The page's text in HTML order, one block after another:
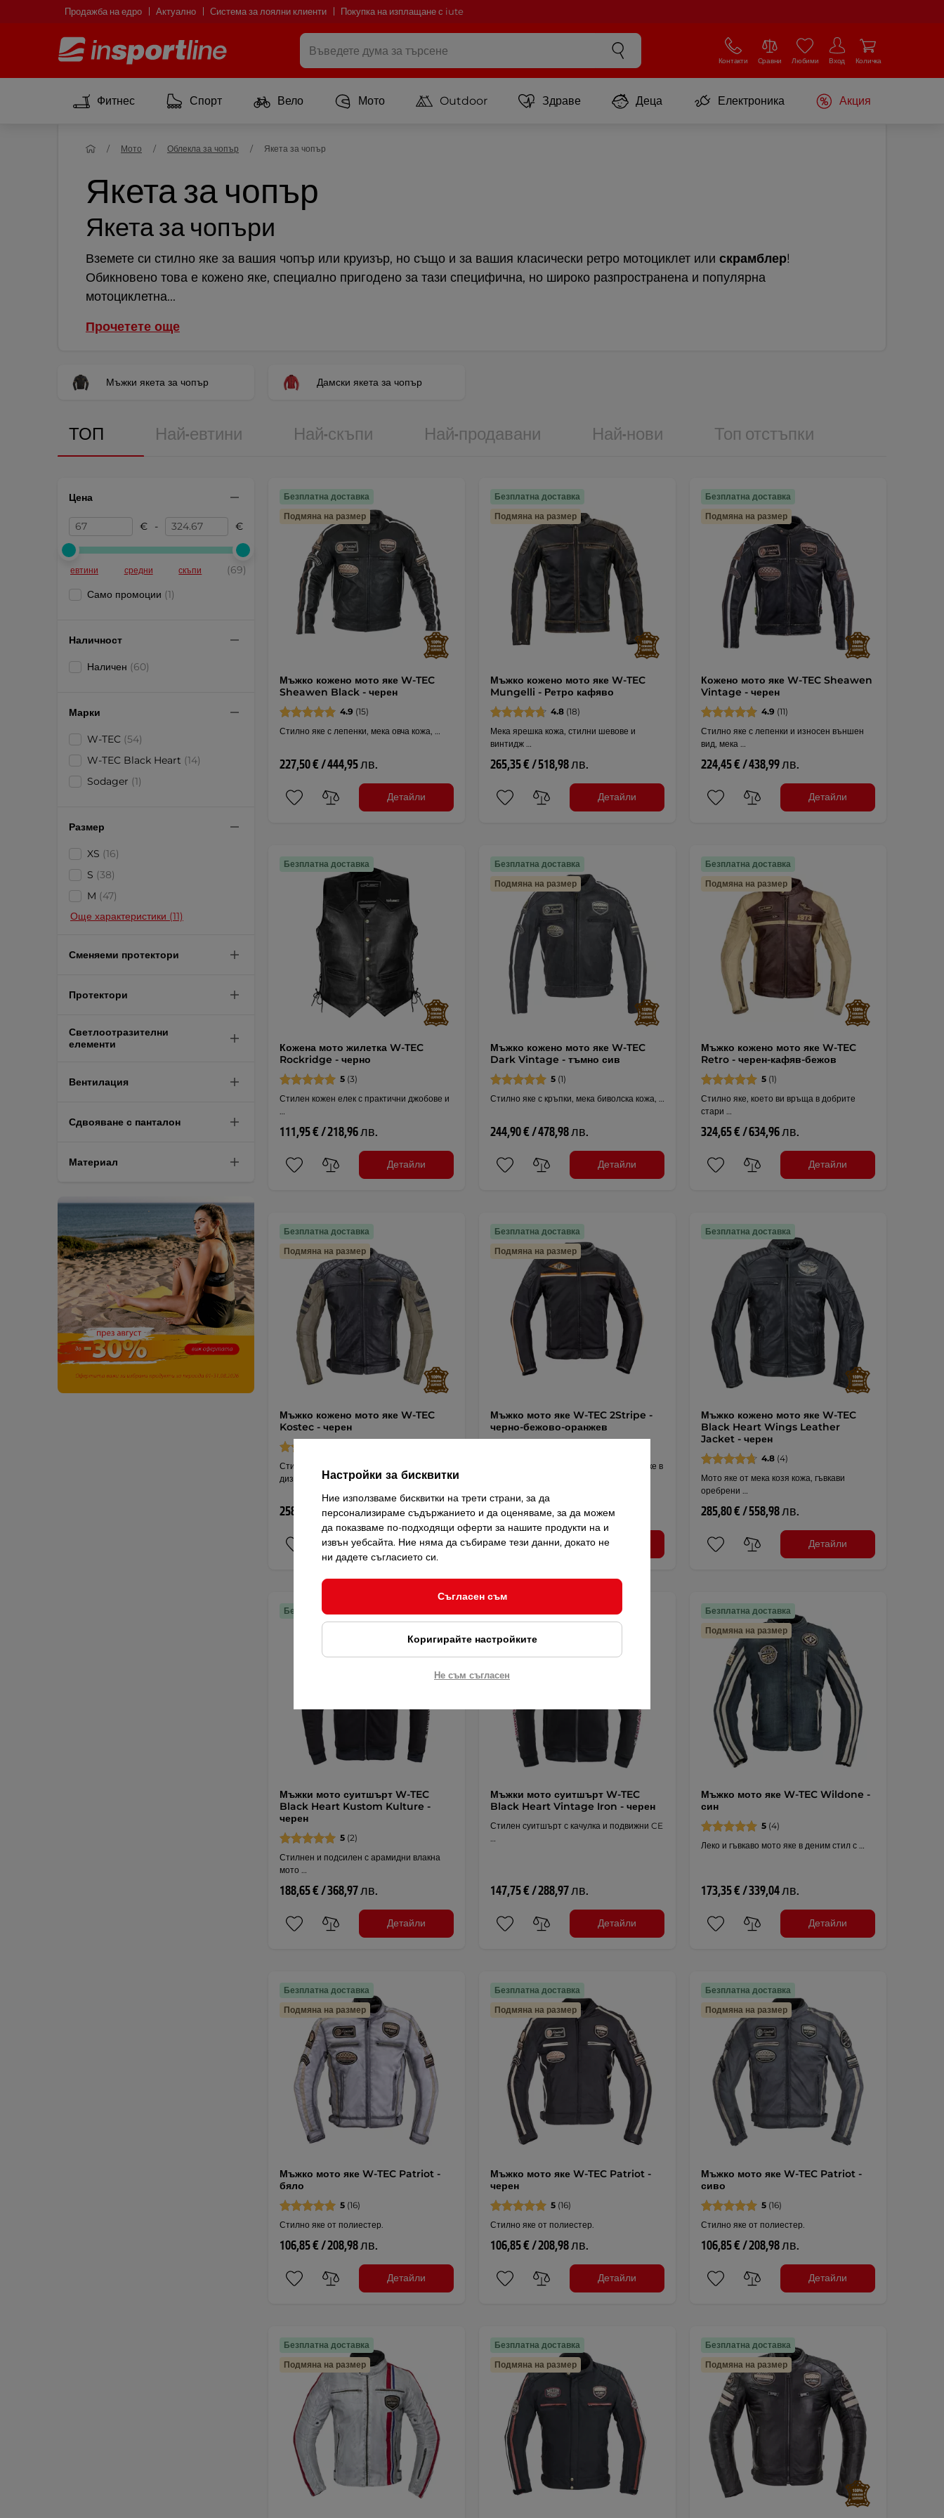
Продажба на едро Актуално Система за лоялни клиенти Покупка на изплащане с iute
Контакти Сравни Любими Вход Количка
Фитнес Спорт Вело Мото Outdoor Здраве Деца Електроника Акция
Якета за чопър
Якета за чопъри
Вземете си стилно яке за вашия чопър или круизър, но също и за вашия класически ретро мотоциклет или скрамблер!
Обикновено това е кожено яке, специално пригодено за тази специфична, но широко разпространена и популярна
мотоциклетна...
Прочетете още
Мото Облекла за чопър Якета за чопър
Мъжки якета за чопър Дамски якета за чопър
ТОП Най-евтини Най-скъпи Най-продавани Най-нови Топ отстъпки
Цена
€ - €
евтини средни скъпи
(69)
Само промоции (1)
Наличност
Наличен (60)
Марки
W-TEC (54)
W-TEC Black Heart (14)
Sodager (1)
Размер
XS (16)
S (38)
M (47)
Още характеристики (11)
Сменяеми протектори
Протектори
Светлоотразителни
елементи
Вентилация
Сдвояване с панталон
Материал
Безплатна доставка
Подмяна на размер
Мъжко кожено мото яке W-TEC
Sheawen Black - черен
4.9 (15)
Стилно яке с лепенки, мека овча кожа, …
227,50 € / 444,95 лв.
Детайли
Безплатна доставка
Подмяна на размер
Мъжко кожено мото яке W-TEC
Mungelli - Ретро кафяво
4.8(18)
Мека ярешка кожа, стилни шевове и
винтидж …
265,35 € / 518,98 лв.
Детайли
Безплатна доставка
Подмяна на размер
Кожено мото яке W-TEC Sheawen
Vintage - черен
4.9 (11)
Стилно яке с лепенки и износен външен
вид, мека …
224,45 € / 438,99 лв.
Детайли
Безплатна доставка
Кожена мото жилетка W-TEC
Rockridge - черно
5 (3)
Стилен кожен елек с практични джобове и
111,95 € / 218,96 лв.
Детайли
Безплатна доставка
Подмяна на размер
Мъжко кожено мото яке W-TEC
Dark Vintage - тъмно сив
5(1)
Стилно яке с кръпки, мека биволска кожа, …
244,90 € / 478,98 лв.
Детайли
Безплатна доставка
Подмяна на размер
Мъжко кожено мото яке W-TEC
Retro - черен-кафяв-бежов
5(1)
Стилно яке, което ви връща в добрите
стари …
324,65 € / 634,96 лв.
Детайли
Безплатна доставка
Подмяна на размер
Мъжко кожено мото яке W-TEC
Kostec - черен
Стилно яке от биволска кожа, класически
дизайн, …
258,20 € / 505,00 лв.
Детайли
Безплатна доставка
Подмяна на размер
Мъжко мото яке W-TEC 2Stripe -
черно-бежово-оранжев
Лятно, дишащо и добре вентилирано яке в
125,25 € / 244,97 лв.
Детайли
Безплатна доставка
Мъжко кожено мото яке W-TEC
Black Heart Wings Leather
Jacket - черен
4.8(4)
Мото яке от мека козя кожа, гъвкави
оребрени …
285,80 € / 558,98 лв.
Детайли
Безплатна доставка
Мъжки мото суитшърт W-TEC
Black Heart Kustom Kulture -
черен
5 (2)
Стилнен и подсилен с арамидни влакна
мото …
188,65 € / 368,97 лв.
Детайли
Мъжки мото суитшърт W-TEC
Black Heart Vintage Iron - черен
Стилен суитшърт с качулка и подвижни CE
147,75 € / 288,97 лв.
Детайли
Безплатна доставка
Подмяна на размер
Мъжко мото яке W-TEC Wildone -
син
5(4)
Леко и гъвкаво мото яке в деним стил с …
173,35 € / 339,04 лв.
Детайли
Безплатна доставка
Подмяна на размер
Мъжко мото яке W-TEC Patriot -
бяло
5 (16)
Стилно яке от полиестер.
106,85 € / 208,98 лв.
Детайли
Безплатна доставка
Подмяна на размер
Мъжко мото яке W-TEC Patriot -
черен
5(16)
Стилно яке от полиестер.
106,85 € / 208,98 лв.
Детайли
Безплатна доставка
Подмяна на размер
Мъжко мото яке W-TEC Patriot -
сиво
5(16)
Стилно яке от полиестер.
106,85 € / 208,98 лв.
Детайли
Безплатна доставка
Подмяна на размер
Безплатна доставка
Подмяна на размер
Безплатна доставка
Подмяна на размер
Настройки за бисквитки
Ние използваме бисквитки на трети страни, за да
персонализираме съдържанието и да оценяваме, за да можем
да показваме по-подходящи оферти за нашите продукти на и
извън уебсайта. Ние няма да събираме тези данни, докато не
ни дадете съгласието си.
Съгласен съм
Коригирайте настройките
Не съм съгласен